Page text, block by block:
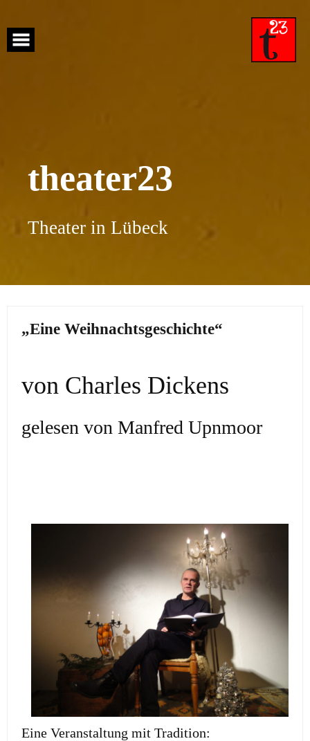
content
theater23
Theater in Lübeck
„Eine Weihnachtsgeschichte“
von Charles Dickens
gelesen von Manfred Upnmoor
Eine Veranstaltung mit Tradition: